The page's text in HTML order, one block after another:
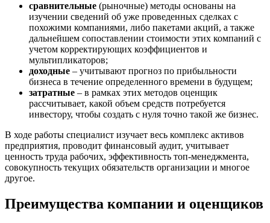
сравнительные (рыночные) методы основаны на
изучении сведений об уже проведенных сделках с
похожими компаниями, либо пакетами акций, а также
дальнейшем сопоставлении стоимости этих компаний с
учетом корректирующих коэффициентов и
мультипликаторов;
доходные – учитывают прогноз по прибыльности
бизнеса в течение определенного времени в будущем;
затратные – в рамках этих методов оценщик
рассчитывает, какой объем средств потребуется
инвестору, чтобы создать с нуля точно такой же бизнес.
В ходе работы специалист изучает весь комплекс активов
предприятия, проводит финансовый аудит, учитывает
ценность труда рабочих, эффективность топ-менеджмента,
совокупность текущих обязательств организации и многое
другое.
Преимущества компании и оценщиков
Звенигород
Зеленоград
Зеленодольск
Иваново
Ивантеевка
Ипатово
Ирбит
Иркутск
Искитим
Ишим